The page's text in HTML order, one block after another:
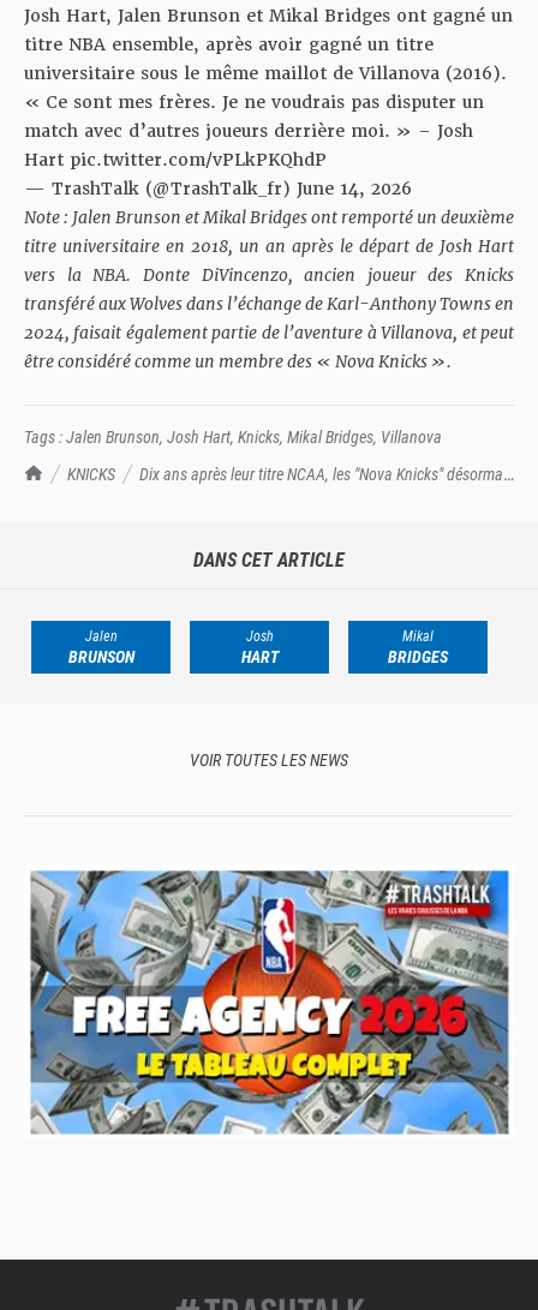
TrashTalk Actu NBA
KNICKS
Dix ans après leur titre NCAA, les "Nova Knicks" désormais
Josh Hart, Jalen Brunson et Mikal Bridges ont gagné un
titre NBA ensemble, après avoir gagné un titre
universitaire sous le même maillot de Villanova (2016).
« Ce sont mes frères. Je ne voudrais pas disputer un
match avec d’autres joueurs derrière moi. » – Josh
Hart pic.twitter.com/vPLkPKQhdP
— TrashTalk (@TrashTalk_fr) June 14, 2026
Note : Jalen Brunson et Mikal Bridges ont remporté un deuxième
titre universitaire en 2018, un an après le départ de Josh Hart
vers la NBA. Donte DiVincenzo, ancien joueur des Knicks
transféré aux Wolves dans l’échange de Karl-Anthony Towns en
2024, faisait également partie de l’aventure à Villanova, et peut
être considéré comme un membre des « Nova Knicks ».
Tags :Jalen Brunson, Josh Hart, Knicks, Mikal Bridges, Villanova
DANS CET ARTICLE
Jalen
BRUNSON
Josh
HART
Mikal
BRIDGES
VOIR TOUTES LES NEWS